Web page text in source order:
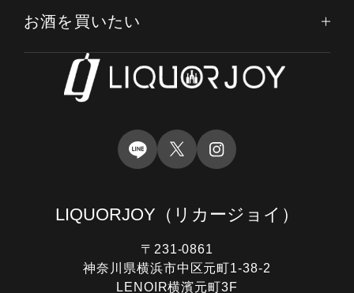
LIQUORJOY （リカージョイ）
〒231-0861
神奈川県横浜市中区元町1-38-2
LENOIR横濱元町3F
お酒を買いたい